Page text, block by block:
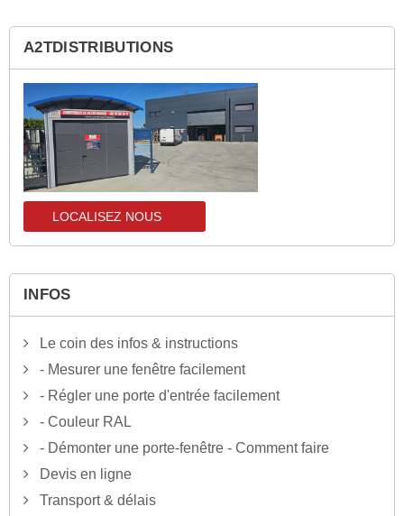
A2TDISTRIBUTIONS
LOCALISEZ NOUS
INFOS
Le coin des infos & instructions
- Mesurer une fenêtre facilement
- Régler une porte d'entrée facilement
- Couleur RAL
- Démonter une porte-fenêtre - Comment faire
Devis en ligne
Transport & délais